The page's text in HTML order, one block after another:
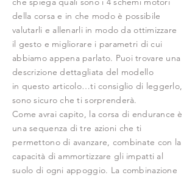
della corsa e in che modo è possibile
valutarli e allenarli in modo da ottimizzare
il gesto e migliorare i parametri di cui
abbiamo appena parlato. Puoi trovare una
descrizione dettagliata del modello
in questo articolo…ti consiglio di leggerlo,
sono sicuro che ti sorprenderà.
Come avrai capito, la corsa di endurance è
una sequenza di tre azioni che ti
permettono di avanzare, combinate con la
capacità di ammortizzare gli impatti al
suolo di ogni appoggio. La combinazione